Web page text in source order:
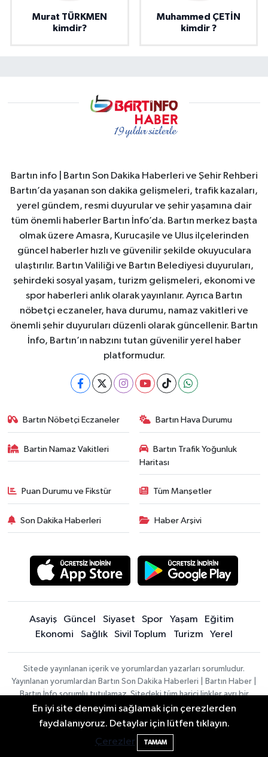
Murat TÜRKMEN
kimdir?
Muhammed ÇETİN
kimdir ?
Bartın info | Bartın Son Dakika Haberleri ve Şehir Rehberi
Bartın’da yaşanan son dakika gelişmeleri, trafik kazaları,
yerel gündem, resmi duyurular ve şehir yaşamına dair
tüm önemli haberler Bartın İnfo’da. Bartın merkez başta
olmak üzere Amasra, Kurucaşile ve Ulus ilçelerinden
güncel haberler hızlı ve güvenilir şekilde okuyuculara
ulaştırılır. Bartın Valiliği ve Bartın Belediyesi duyuruları,
şehirdeki sosyal yaşam, turizm gelişmeleri, ekonomi ve
spor haberleri anlık olarak yayınlanır. Ayrıca Bartın
nöbetçi eczaneler, hava durumu, namaz vakitleri ve
önemli şehir duyuruları düzenli olarak güncellenir. Bartın
İnfo, Bartın’ın nabzını tutan güvenilir yerel haber
platformudur.
Bartın Nöbetçi Eczaneler Bartın Hava Durumu
Bartin Namaz Vakitleri
Bartın Trafik Yoğunluk
Haritası
Puan Durumu ve Fikstür Tüm Manşetler
Son Dakika Haberleri Haber Arşivi
Asayiş Güncel Siyaset Spor Yaşam
Eğitim
Ekonomi
Sağlık Sivil Toplum Turizm Yerel
Sitede yayınlanan içerik ve yorumlardan yazarları sorumludur.
Yayınlanan yorumlardan Bartın Son Dakika Haberleri | Bartın Haber |
Bartın İnfo sorumlu tutulamaz. Sitedeki tüm harici linkler ayrı bir
sayfada açılır. Sitemizde yayınlanan haber, köşe yazıları ve
fotoğraflar izin alınmaksızın kaynak gösterilse dahi, herhangi bir
En iyi site deneyimi sağlamak için çerezlerden
faydalanıyoruz. Detaylar için lütfen tıklayın.
Çerezler
TAMAM
2 Buzağı Hediyeli Bal Festivalinde Hande
Ünsal Sahne Alacak